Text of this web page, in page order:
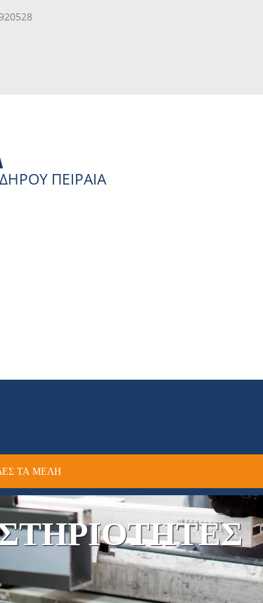
ΠΕΙΡΑΙΑ
ΤΑ ΜΕΛΗ